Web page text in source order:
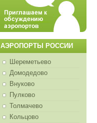
АЭРОПОРТЫ РОССИИ
Шереметьево
Домодедово
Внуково
Пулково
Толмачево
Кольцово